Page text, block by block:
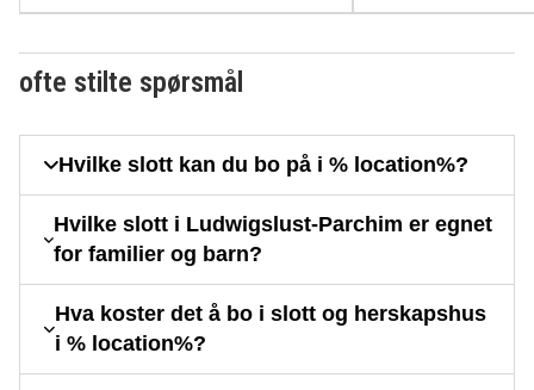
ofte stilte spørsmål
Hvilke slott kan du bo på i % location%?
Hvilke slott i Ludwigslust-Parchim er egnet
for familier og barn?
Hva koster det å bo i slott og herskapshus
i % location%?